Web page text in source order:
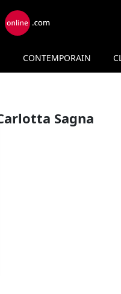
CONTEMPORAIN
Sagna